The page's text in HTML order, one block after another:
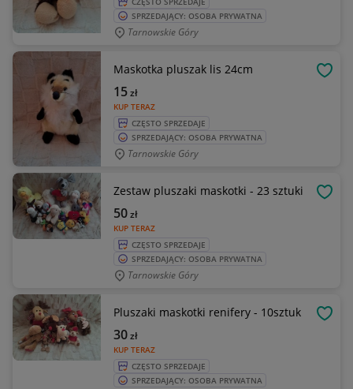
SPRZEDAJĄCY: OSOBA PRYWATNA
Tarnowskie Góry
Maskotka pluszak lis 24cm
KUP TERAZ
15zł
CZĘSTO SPRZEDAJE
SPRZEDAJĄCY: OSOBA PRYWATNA
Tarnowskie Góry
Zestaw pluszaki maskotki - 23 sztuki
KUP TERAZ
50zł
CZĘSTO SPRZEDAJE
SPRZEDAJĄCY: OSOBA PRYWATNA
Tarnowskie Góry
Pluszaki maskotki renifery - 10sztuk
KUP TERAZ
30zł
CZĘSTO SPRZEDAJE
SPRZEDAJĄCY: OSOBA PRYWATNA